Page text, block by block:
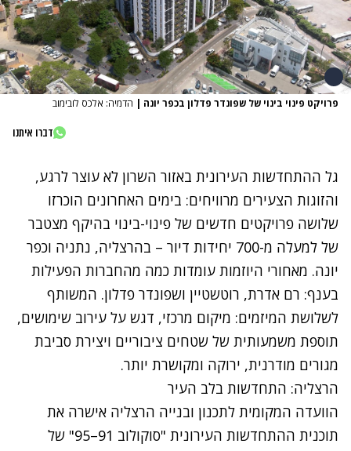
פרויקט פינוי בינוי של שפונדר פדלון בכפר יונה | הדמיה: אלכס לובימוב
דברו איתנו
גל ההתחדשות העירונית באזור השרון לא עוצר לרגע,
והזוגות הצעירים מרוויחים: בימים האחרונים הוכרזו
שלושה פרויקטים חדשים של פינוי-בינוי בהיקף מצטבר
של למעלה מ-700 יחידות דיור – בהרצליה, נתניה וכפר
יונה. מאחורי היוזמות עומדות כמה מהחברות הפעילות
בענף: רם אדרת, רוטשטיין ושפונדר פדלון. המשותף
לשלושת המיזמים: מיקום מרכזי, דגש על עירוב שימושים,
תוספת משמעותית של שטחים ציבוריים ויצירת סביבת
מגורים מודרנית, ירוקה ומקושרת יותר.
הרצליה: התחדשות בלב העיר
הוועדה המקומית לתכנון ובנייה הרצליה אישרה את
תוכנית ההתחדשות העירונית "סוקולוב 91–95" של